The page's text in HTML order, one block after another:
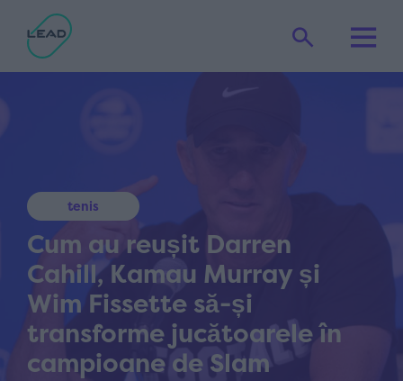
tenis
Cum au reușit Darren
Cahill, Kamau Murray și
Wim Fissette să-și
transforme jucătoarele în
campioane de Slam